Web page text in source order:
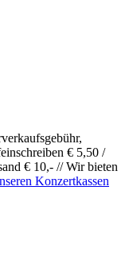
€ 5,50 /
€ 10,- // Wir bieten
Konzertkassen